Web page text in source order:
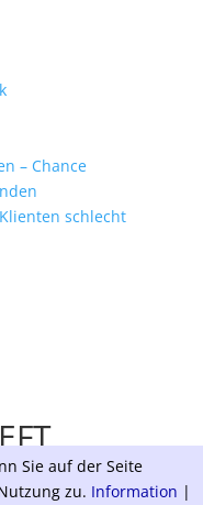
– Chance
schlecht
by
Sie auf der Seite
zu. Information |